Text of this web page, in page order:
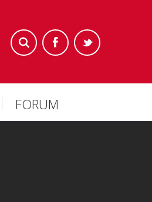
FORUM